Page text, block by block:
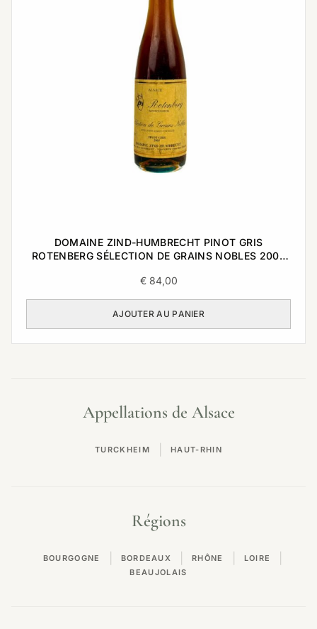
DOMAINE ZIND-HUMBRECHT PINOT GRIS
ROTENBERG SÉLECTION DE GRAINS NOBLES 2005
€84,00
AJOUTER AU PANIER
Appellations de Alsace
TURCKHEIM HAUT-RHIN
Régions
BOURGOGNE BORDEAUX RHÔNE LOIRE
BEAUJOLAIS